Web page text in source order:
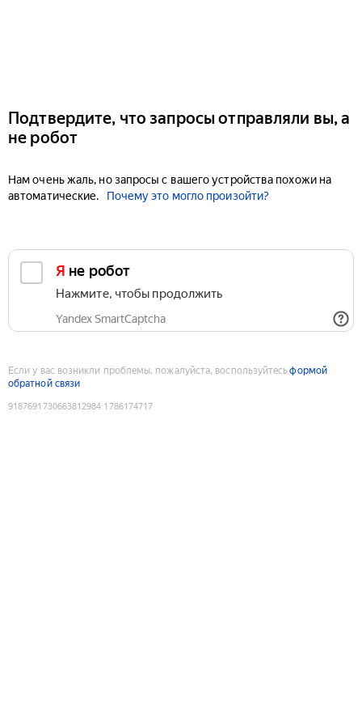
Подтвердите, что запросы отправляли вы, а
не робот
Нам очень жаль, но запросы с вашего устройства похожи на
автоматические.
Почему это могло произойти?
Я не робот
Нажмите, чтобы продолжить
Yandex SmartCaptcha
Если у вас возникли проблемы, пожалуйста, воспользуйтесьформой
обратной связи
9187691730663812984:1786174717